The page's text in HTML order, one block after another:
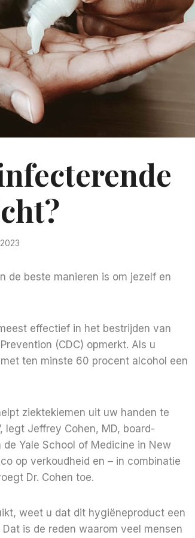
de beste manieren is om jezelf en
effectief in het bestrijden van
(CDC) opmerkt. Als u
ten minste 60 procent alcohol een
ziektekiemen uit uw handen te
Jeffrey Cohen, MD, board-
Yale School of Medicine in New
op verkoudheid en – in combinatie
Dr. Cohen toe.
weet u dat dit hygiëneproduct een
is de reden waarom veel mensen